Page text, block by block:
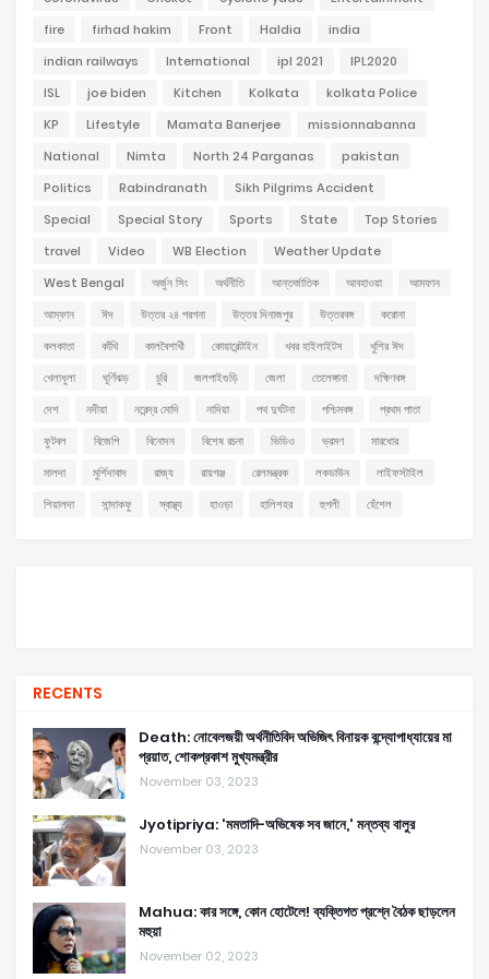
fire
firhad hakim Front Haldia
india
indian railways
International ipl 2021
IPL2020
ISL
joe biden Kitchen Kolkata
kolkata Police
KP
Lifestyle Mamata Banerjee
missionnabanna
National
Nimta North 24 Parganas
pakistan
Politics
Rabindranath
Sikh Pilgrims Accident
Special
Special Story Sports State
Top Stories
travel
Video WB Election
Weather Update
West Bengal
অর্জুন সিং অর্থনীতি আন্তর্জাতিক আবহাওয়া
আমফান
আম্ফান
ঈদ উত্তর ২৪ পরগনা উত্তর দিনাজপুর উত্তরবঙ্গ
করোনা
কলকাতা
কাঁথি কালবৈশাখী কোয়ারেন্টাইন খবর হাইলাইটস
খুশির ঈদ
খেলাধুলা
ঘূর্ণিঝড় চুরি জলপাইগুড়ি জেলা তেলেঙ্গানা
দক্ষিণবঙ্গ
দেশ
নদীয়া নরেন্দ্র মোদি নাদিয়া পথ দুর্ঘটনা পশ্চিমবঙ্গ
প্রথম পাতা
ফুটবল
বিজেপি বিনোদন বিশেষ রচনা ভিডিও ভ্রমণ
মারধোর
মালদা
মুর্শিদাবাদ রাজ্য রায়গঞ্জ রেলমন্ত্রক লকডাউন
লাইফস্টাইল
শিয়ালদা
সান্দাকফু স্বাস্থ্য হাওড়া হালিশহর হুগলী হেঁশেল
RECENTS
Death: নোবেলজয়ী অর্থনীতিবিদ অভিজিৎ বিনায়ক বন্দ্যোপাধ্যায়ের মা
প্রয়াত, শোকপ্রকাশ মুখ্যমন্ত্রীর
November 03, 2023
Jyotipriya: 'মমতাদি-অভিষেক সব জানে,' মন্তব্য বালুর
November 03, 2023
Mahua: কার সঙ্গে, কোন হোটেলে! ব্যক্তিগত প্রশ্নে বৈঠক ছাড়লেন
মহুয়া
November 02, 2023